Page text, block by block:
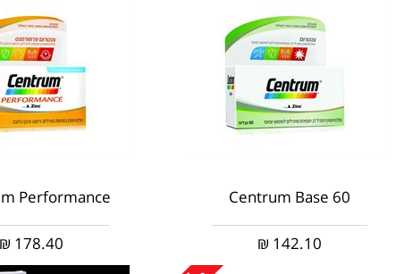
Centrum Base 60
142.10
₪
Performance
178.40
₪